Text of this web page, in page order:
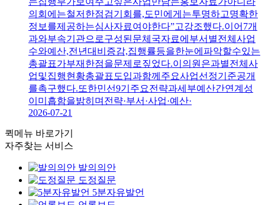
의회에는철저한점검기회를,도민에게는투명하고명확한
정보를제공하는심사자료여야한다”고강조했다.이어7개
과와부속기관으로구성된문체국자료에부서별전체사업
수와예산,전년대비증감,집행률등을한눈에파악할수있는
총괄표가부재한점을문제로짚었다.이의원은과별전체사
업및집행현황총괄표도입과함께주요사업선정기준공개
를촉구했다.또한민선9기주요전략과세부예산간연계성
이미흡함을밝히며전략·부서·사업·예산·
2026-07-21
퀵메뉴 바로가기
자주찾는 서비스
발의의안
도정질문
5분자유발언